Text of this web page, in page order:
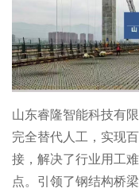
山东睿隆智能科技有
完全替代人工，实现
接，解决了行业用工
点。引领了钢结构桥